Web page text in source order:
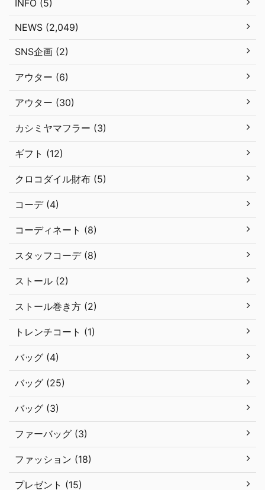
INFO (5)
NEWS (2,049)
SNS企画 (2)
アウター (6)
アウター (30)
カシミヤマフラー (3)
ギフト (12)
クロコダイル財布 (5)
コーデ (4)
コーディネート (8)
スタッフコーデ (8)
ストール (2)
ストール巻き方 (2)
トレンチコート (1)
バッグ (4)
バッグ (25)
バッグ (3)
ファーバッグ (3)
ファッション (18)
プレゼント (15)